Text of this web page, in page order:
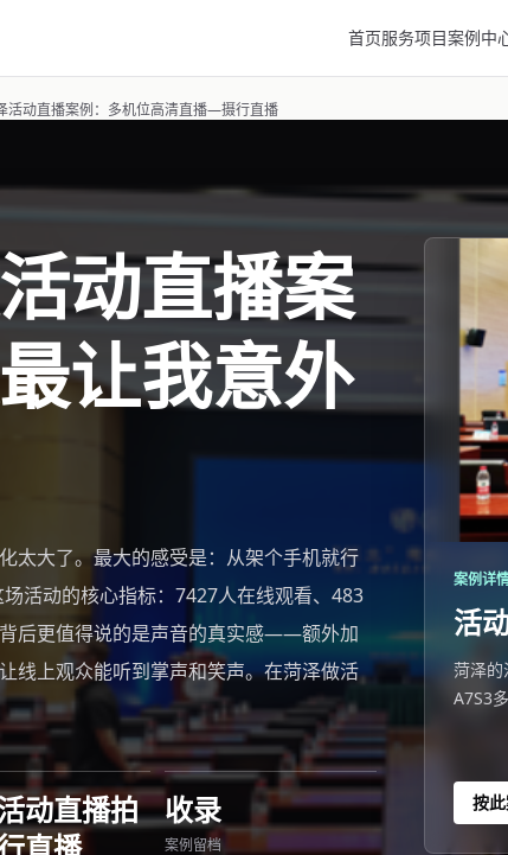
首页服务项目案例中
活动直播案例：多机位高清直播—摄行直播
动直播案
让我意外
太大了。最大的感受是：从架个手机就行
活动的核心指标：7427人在线观看、483
后更值得说的是声音的真实感——额外加
线上观众能听到掌声和笑声。在菏泽做活
动直播拍
收录
案例留档
案例详
活
菏泽的
A7S3
按